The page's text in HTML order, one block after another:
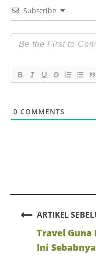
Subscribe
0 COMMENTS
ARTIKEL
Travel Guna
Ini Sebabnya